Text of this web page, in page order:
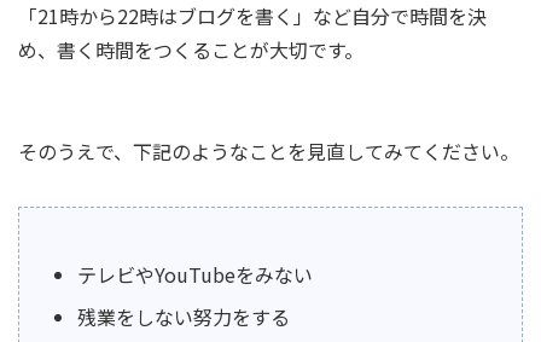
「21時から22時はブログを書く」など自分で時間を決
め、書く時間をつくることが大切です。
そのうえで、下記のようなことを見直してみてください。
テレビやYouTubeをみない
残業をしない努力をする